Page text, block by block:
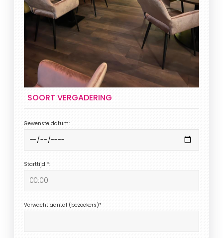
SOORT VERGADERING
Gewenste datum:
Starttijd *:
Verwacht aantal (bezoekers)*